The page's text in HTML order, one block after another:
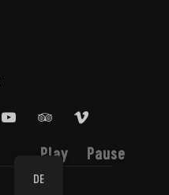
Play Pause
youtube tripadvisor
vimeo
DE